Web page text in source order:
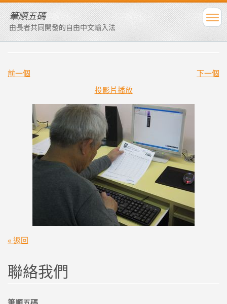
筆順五碼
由長者共同開發的自由中文輸入法
前一個
下一個
投影片播放
« 返回
聯絡我們